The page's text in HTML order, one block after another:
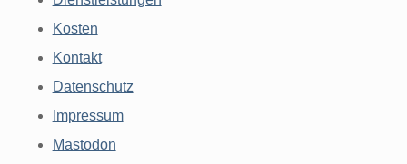
Kosten
Kontakt
Datenschutz
Impressum
Mastodon